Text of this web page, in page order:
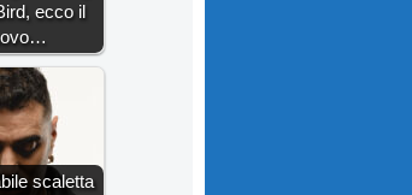
ecco il
scaletta